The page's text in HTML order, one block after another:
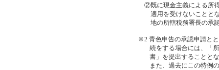
②既に現金主義による所
適用を受けないことと
地の所轄税務署長の承
※2 青色申告の承認申請と
続をする場合には、「
書」を提出することと
また、過去にこの特例